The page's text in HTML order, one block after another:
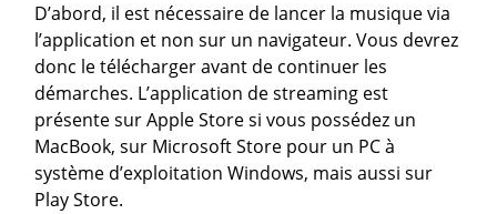
D’abord, il est nécessaire de lancer la musique via
l’application et non sur un navigateur. Vous devrez
donc le télécharger avant de continuer les
démarches. L’application de streaming est
présente sur Apple Store si vous possédez un
MacBook, sur Microsoft Store pour un PC à
système d’exploitation Windows, mais aussi sur
Play Store.